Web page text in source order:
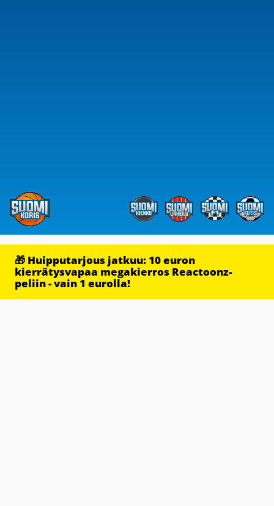
🎁 Huipputarjous jatkuu: 10 euron
kierrätysvapaa megakierros Reactoonz-
peliin - vain 1 eurolla!